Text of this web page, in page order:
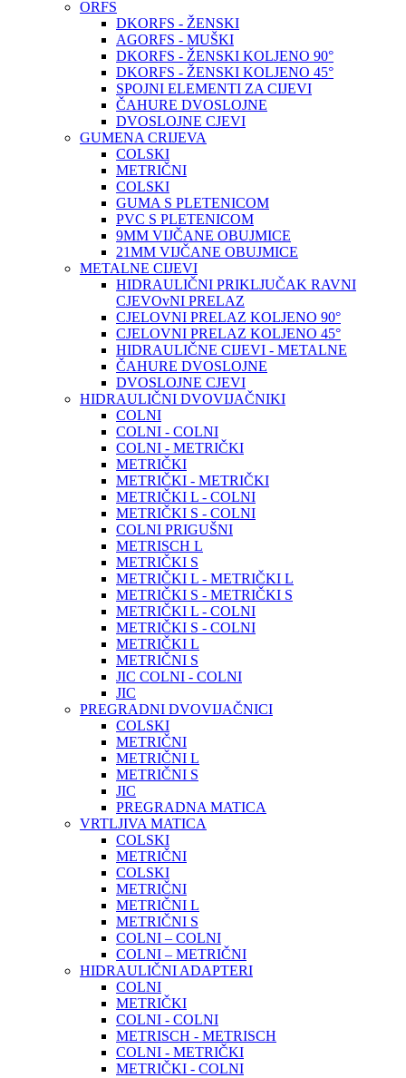
ORFS
DKORFS - ŽENSKI
AGORFS - MUŠKI
DKORFS - ŽENSKI KOLJENO 90°
DKORFS - ŽENSKI KOLJENO 45°
SPOJNI ELEMENTI ZA CIJEVI
ČAHURE DVOSLOJNE
DVOSLOJNE CJEVI
GUMENA CRIJEVA
COLSKI
METRIČNI
COLSKI
GUMA S PLETENICOM
PVC S PLETENICOM
9MM VIJČANE OBUJMICE
21MM VIJČANE OBUJMICE
METALNE CIJEVI
HIDRAULIČNI PRIKLJUČAK RAVNI
CJEVOvNI PRELAZ
CJELOVNI PRELAZ KOLJENO 90°
CJELOVNI PRELAZ KOLJENO 45°
HIDRAULIČNE CIJEVI - METALNE
ČAHURE DVOSLOJNE
DVOSLOJNE CJEVI
HIDRAULIČNI DVOVIJAČNIKI
COLNI
COLNI - COLNI
COLNI - METRIČKI
METRIČKI
METRIČKI - METRIČKI
METRIČKI L - COLNI
METRIČKI S - COLNI
COLNI PRIGUŠNI
METRISCH L
METRIČKI S
METRIČKI L - METRIČKI L
METRIČKI S - METRIČKI S
METRIČKI L - COLNI
METRIČKI S - COLNI
METRIČKI L
METRIČNI S
JIC COLNI - COLNI
JIC
PREGRADNI DVOVIJAČNICI
COLSKI
METRIČNI
METRIČNI L
METRIČNI S
JIC
PREGRADNA MATICA
VRTLJIVA MATICA
COLSKI
METRIČNI
COLSKI
METRIČNI
METRIČNI L
METRIČNI S
COLNI – COLNI
COLNI – METRIČNI
HIDRAULIČNI ADAPTERI
COLNI
METRIČKI
COLNI - COLNI
METRISCH - METRISCH
COLNI - METRIČKI
METRIČKI - COLNI